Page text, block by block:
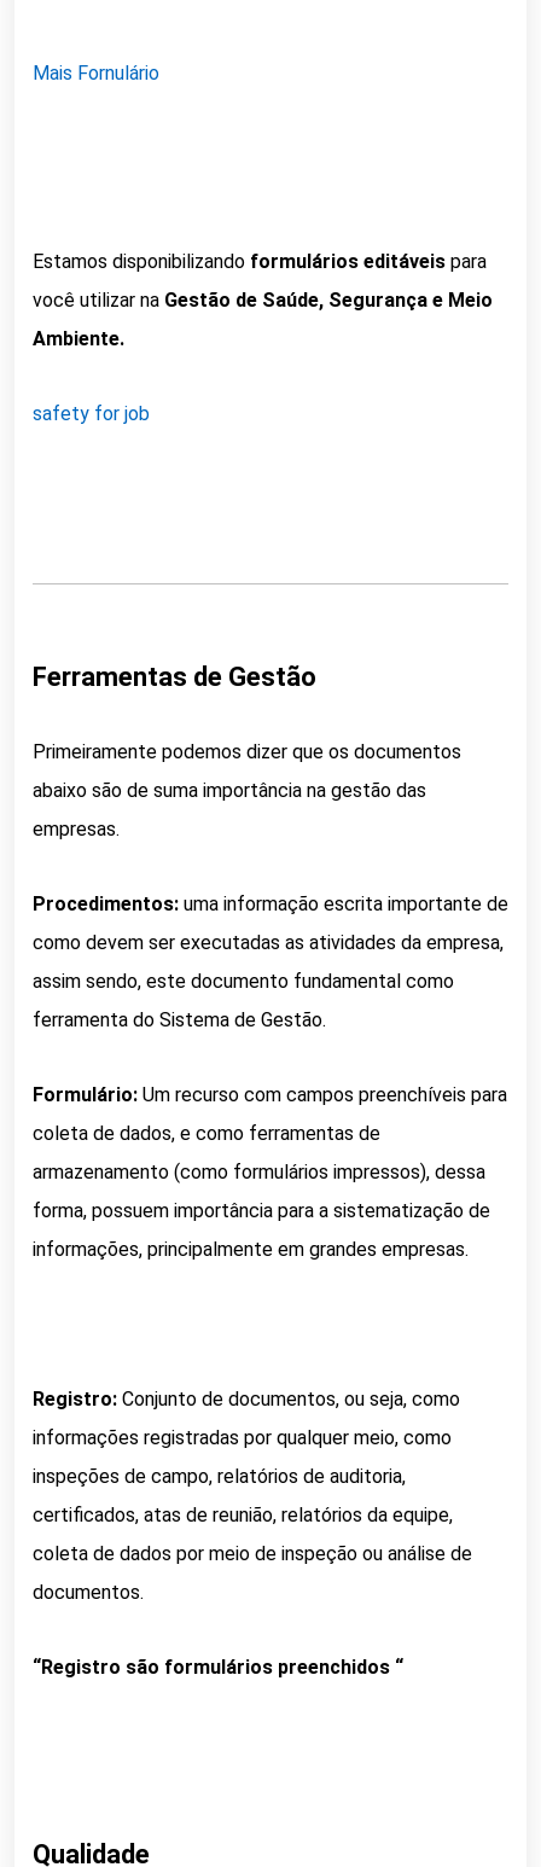
Mais Fornulário
Estamos disponibilizando formulários editáveis para
você utilizar na Gestão de Saúde, Segurança e Meio
Ambiente.
safety for job
Ferramentas de Gestão
Primeiramente podemos dizer que os documentos
abaixo são de suma importância na gestão das
empresas.
Procedimentos: uma informação escrita importante de
como devem ser executadas as atividades da empresa,
assim sendo, este documento fundamental como
ferramenta do Sistema de Gestão.
Formulário: Um recurso com campos preenchíveis para
coleta de dados, e como ferramentas de
armazenamento (como formulários impressos), dessa
forma, possuem importância para a sistematização de
informações, principalmente em grandes empresas.
Registro: Conjunto de documentos, ou seja, como
informações registradas por qualquer meio, como
inspeções de campo, relatórios de auditoria,
certificados, atas de reunião, relatórios da equipe,
coleta de dados por meio de inspeção ou análise de
documentos.
“Registro são formulários preenchidos “
Qualidade